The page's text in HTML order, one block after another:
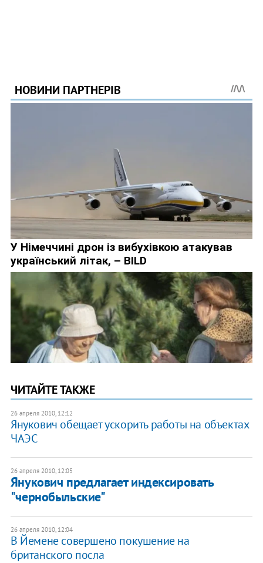
ЧИТАЙТЕ ТАКЖЕ
26 апреля 2010, 12:12
Янукович обещает ускорить работы на объектах
ЧАЭС
26 апреля 2010, 12:05
Янукович предлагает индексировать
"чернобыльские"
26 апреля 2010, 12:04
В Йемене совершено покушение на
британского посла